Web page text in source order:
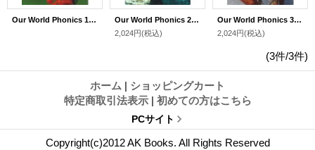
Our World Phonics 1 with MP3 Audio CD
Our World Phonics 2 with MP3 Audio CD
2,024円(税込)
Our World Phonics 3 with MP3 Audio CD
2,024円(税込)
(3件/3件)
ホーム | ショッピングカート
特定商取引法表示 | 初めての方はこちら
PCサイト
Copyright(c)2012 AK Books. All Rights Reserved